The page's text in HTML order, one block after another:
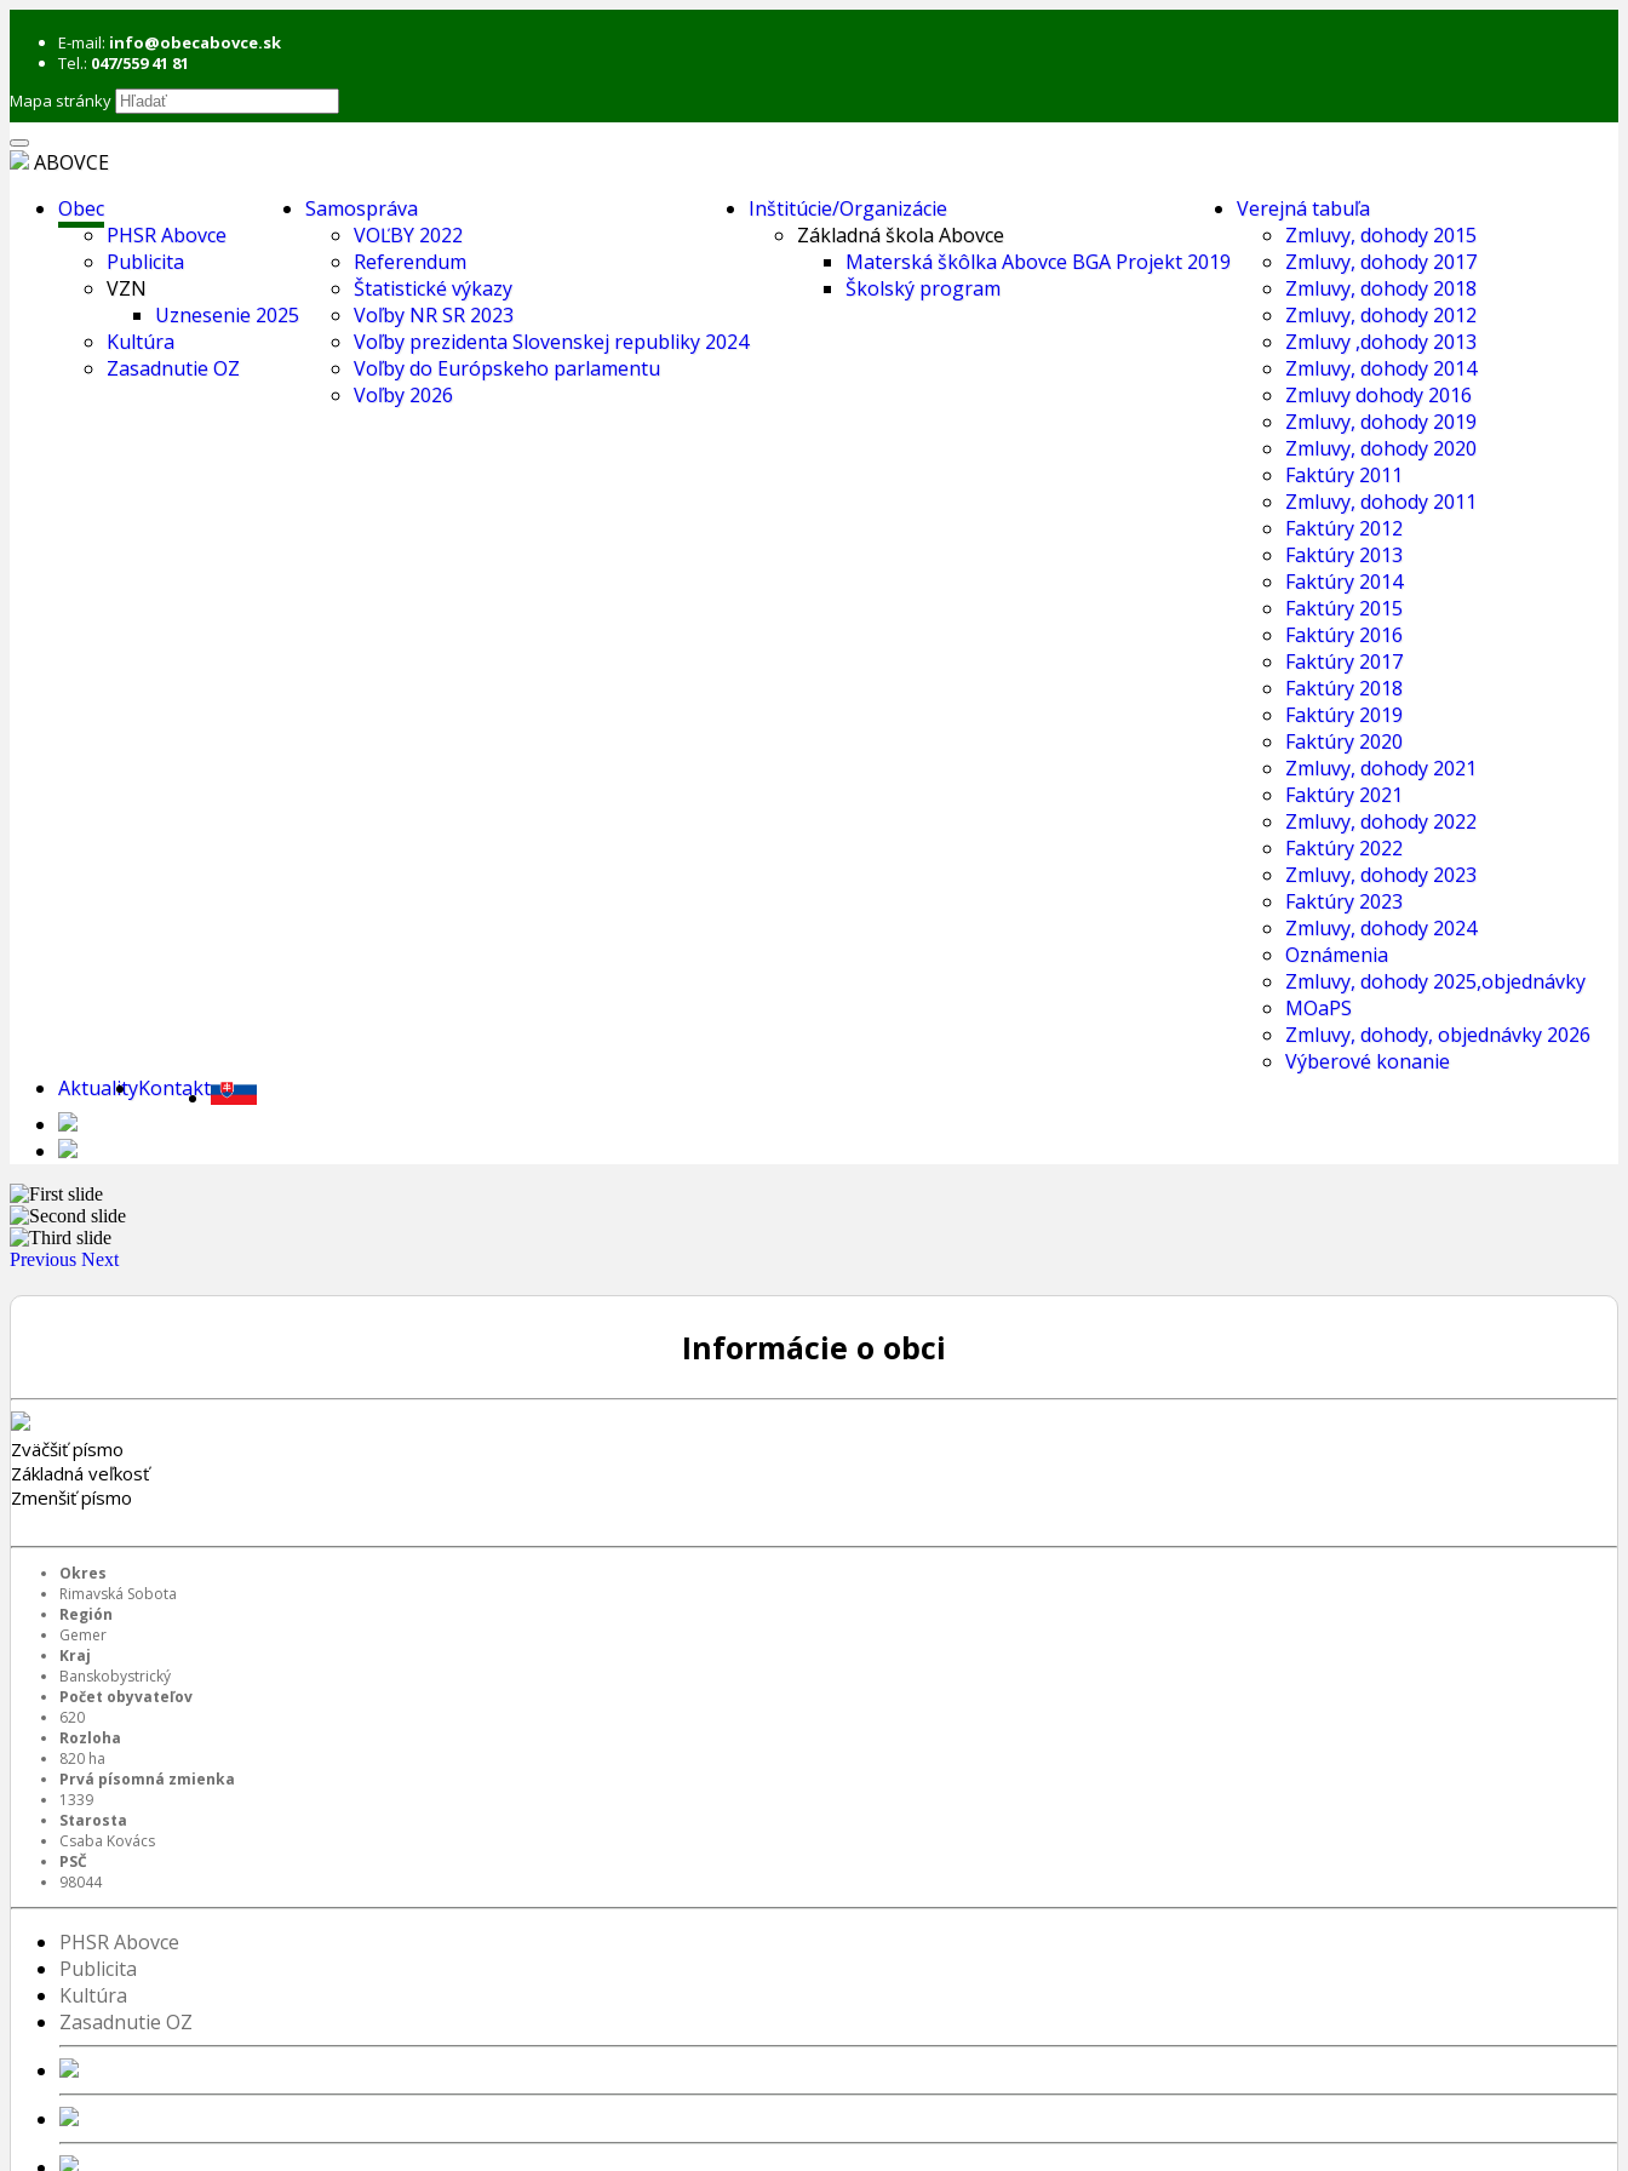
E-mail: info@obecabovce.sk
Tel.: 047/559 41 81
Mapa stránky
ABOVCE
Obec
PHSR Abovce
Publicita
VZN
Uznesenie 2025
Kultúra
Zasadnutie OZ
Samospráva
VOĽBY 2022
Referendum
Štatistické výkazy
Voľby NR SR 2023
Voľby prezidenta Slovenskej republiky 2024
Voľby do Európskeho parlamentu
Voľby 2026
Inštitúcie/Organizácie
Základná škola Abovce
Materská škôlka Abovce BGA Projekt 2019
Školský program
Verejná tabuľa
Zmluvy, dohody 2015
Zmluvy, dohody 2017
Zmluvy, dohody 2018
Zmluvy, dohody 2012
Zmluvy ,dohody 2013
Zmluvy, dohody 2014
Zmluvy dohody 2016
Zmluvy, dohody 2019
Zmluvy, dohody 2020
Faktúry 2011
Zmluvy, dohody 2011
Faktúry 2012
Faktúry 2013
Faktúry 2014
Faktúry 2015
Faktúry 2016
Faktúry 2017
Faktúry 2018
Faktúry 2019
Faktúry 2020
Zmluvy, dohody 2021
Faktúry 2021
Zmluvy, dohody 2022
Faktúry 2022
Zmluvy, dohody 2023
Faktúry 2023
Zmluvy, dohody 2024
Oznámenia
Zmluvy, dohody 2025,objednávky
MOaPS
Zmluvy, dohody, objednávky 2026
Výberové konanie
AktualityKontakt
Previous Next
Informácie o obci
Zväčšiť písmo
Základná veľkosť
Zmenšiť písmo
Okres
Rimavská Sobota
Región
Gemer
Kraj
Banskobystrický
Počet obyvateľov
620
Rozloha
820 ha
Prvá písomná zmienka
1339
Starosta
Csaba Kovács
PSČ
98044
PHSR Abovce
Publicita
Kultúra
Zasadnutie OZ